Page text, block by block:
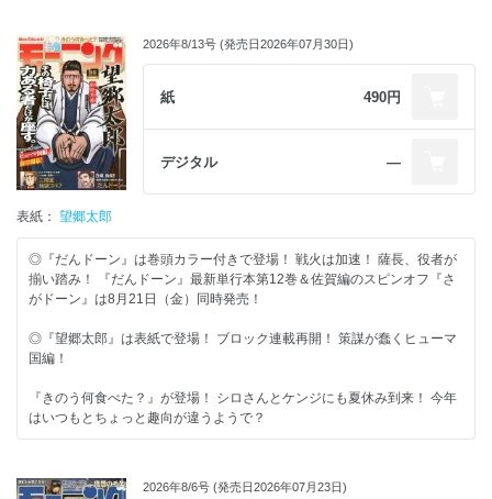
2026年8/13号 (発売日2026年07月30日)
紙 490円
デジタル ―
表紙： 望郷太郎
◎『だんドーン』は巻頭カラー付きで登場！ 戦火は加速！ 薩長、役者が
揃い踏み！ 『だんドーン』最新単行本第12巻＆佐賀編のスピンオフ『さ
がドーン』は8月21日（金）同時発売！
◎『望郷太郎』は表紙で登場！ ブロック連載再開！ 策謀が蠢くヒューマ
国編！
『きのう何食べた？』が登場！ シロさんとケンジにも夏休み到来！ 今年
はいつもとちょっと趣向が違うようで？
2026年8/6号 (発売日2026年07月23日)